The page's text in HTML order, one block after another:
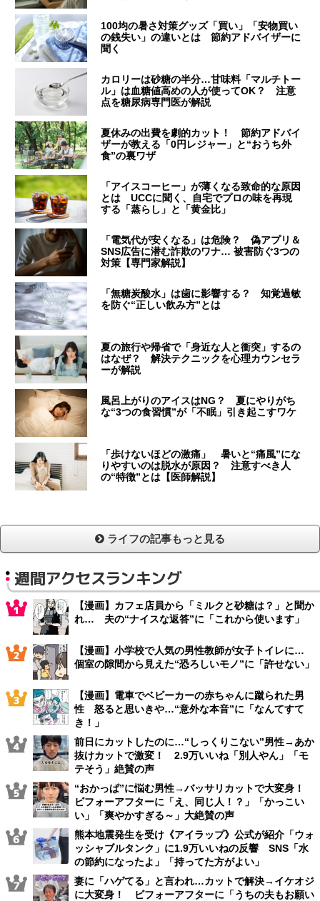
100均の暑さ対策グッズ「買い」「安物買い
の銭失い」の違いとは 節約アドバイザーに
聞く
カロリーは砂糖の半分…甘味料「マルチトー
ル」は血糖値高めの人が使ってOK？ 注意
点を糖尿病専門医が解説
夏休みの出費を劇的カット！ 節約アドバイ
ザーが教える「0円レジャー」と“おうち外
食”の裏ワザ
「アイスコーヒー」が薄くなる致命的な原因
とは UCCに聞く、自宅でプロの味を再現
する「蒸らし」と「黄金比」
「電気代が安くなる」は危険？ 偽アプリ＆
SNS広告に潜む詐欺のワナ… 被害防ぐ3つの
対策【専門家解説】
「無糖炭酸水」は歯に影響する？ 知覚過敏
を防ぐ“正しい飲み方”とは
夏の旅行や帰省で「身近な人と衝突」するの
はなぜ？ 解決テクニックを心理カウンセラ
ーが解説
風呂上がりのアイスはNG？ 夏にやりがち
な“3つの食習慣”が「不眠」引き起こすワケ
「歩けないほどの激痛」 暑いと“痛風”にな
りやすいのは脱水が原因？ 注意すべき人
の“特徴”とは【医師解説】
ライフの記事もっと見る
週間アクセスランキング
【漫画】カフェ店員から「ミルクと砂糖は？」と聞か
れ… 夫の“ナイスな返答”に「これから使います」
【漫画】小学校で人気の男性教師が女子トイレに…
個室の隙間から見えた“恐ろしいモノ”に「許せない」
【漫画】電車でベビーカーの赤ちゃんに蹴られた男
性 怒ると思いきや…“意外な本音”に「なんてすて
き！」
前日にカットしたのに…“しっくりこない”男性→あか
抜けカットで激変！ 2.9万いいね「別人やん」「モ
テそう」絶賛の声
“おかっぱ”に悩む男性→バッサリカットで大変身！
ビフォーアフターに「え、同じ人！？」「かっこい
い」「爽やかすぎる～」大絶賛の声
熊本地震発生を受け《アイラップ》公式が紹介「ウォ
ッシャブルタンク」に1.9万いいねの反響 SNS「水
の節約になったよ」「持ってた方がよい」
妻に「ハゲてる」と言われ…カットで解決→イケオジ
に大変身！ ビフォーアフターに「うちの夫もお願い